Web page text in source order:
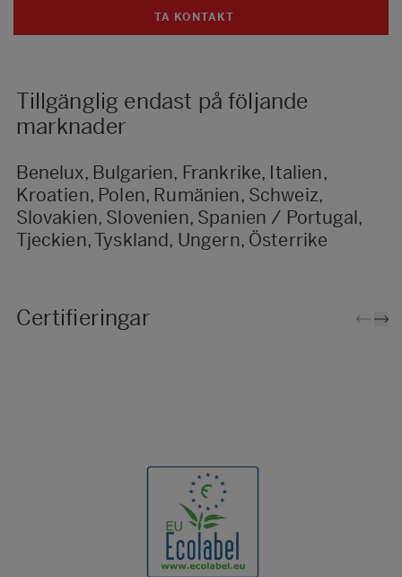
TA KONTAKT
Tillgänglig endast på följande
marknader
Benelux, Bulgarien, Frankrike, Italien,
Kroatien, Polen, Rumänien, Schweiz,
Slovakien, Slovenien, Spanien / Portugal,
Tjeckien, Tyskland, Ungern, Österrike
Certifieringar